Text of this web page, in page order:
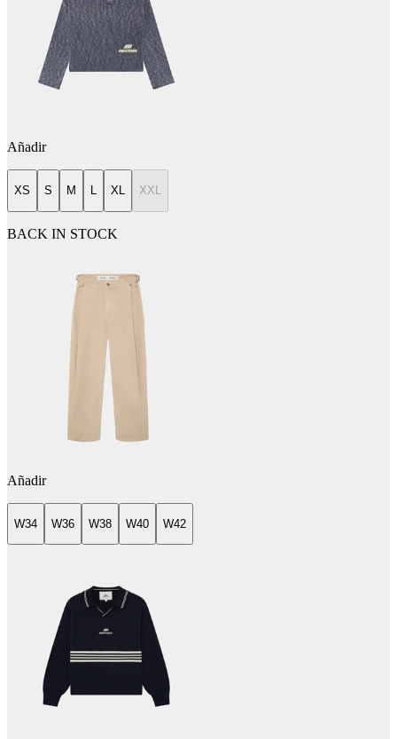
Añadir
XS S M L XL XXL
BACK IN STOCK
Añadir
W34 W36 W38 W40 W42